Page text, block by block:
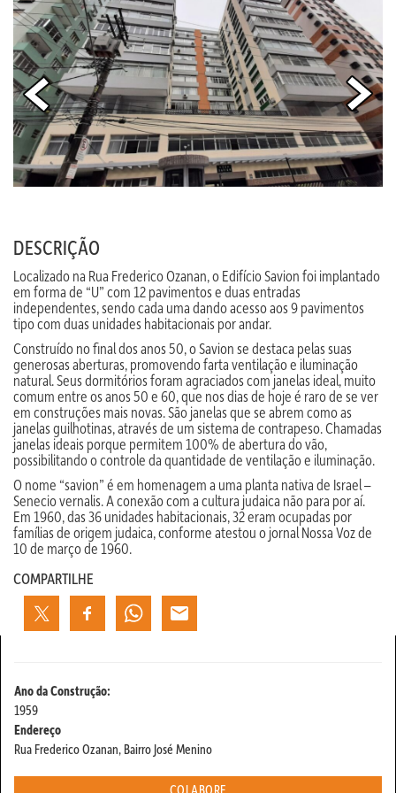
DESCRIÇÃO
Localizado na Rua Frederico Ozanan, o Edifício Savion foi implantado
em forma de “U” com 12 pavimentos e duas entradas
independentes, sendo cada uma dando acesso aos 9 pavimentos
tipo com duas unidades habitacionais por andar.
Construído no final dos anos 50, o Savion se destaca pelas suas
generosas aberturas, promovendo farta ventilação e iluminação
natural. Seus dormitórios foram agraciados com janelas ideal, muito
comum entre os anos 50 e 60, que nos dias de hoje é raro de se ver
em construções mais novas. São janelas que se abrem como as
janelas guilhotinas, através de um sistema de contrapeso. Chamadas
janelas ideais porque permitem 100% de abertura do vão,
possibilitando o controle da quantidade de ventilação e iluminação.
O nome “savion” é em homenagem a uma planta nativa de Israel –
Senecio vernalis. A conexão com a cultura judaica não para por aí.
Em 1960, das 36 unidades habitacionais, 32 eram ocupadas por
famílias de origem judaica, conforme atestou o jornal Nossa Voz de
10 de março de 1960.
COMPARTILHE
Ano da Construção:
1959
Endereço
Rua Frederico Ozanan, Bairro José Menino
COLABORE